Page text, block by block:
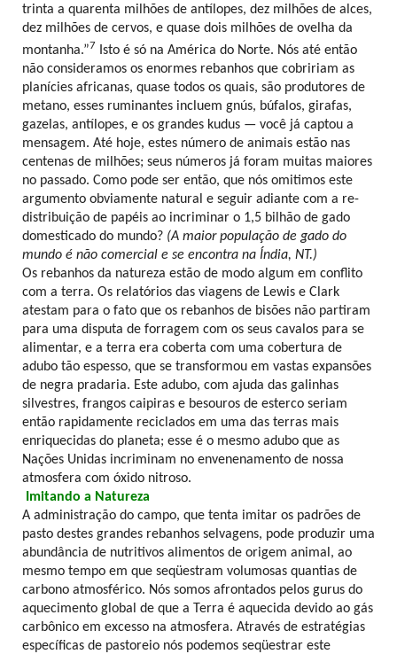
trinta a quarenta milhões de antílopes, dez milhões de alces,
dez milhões de cervos, e quase dois milhões de ovelha da
montanha.”7
Isto é só na América do Norte. Nós até então
não consideramos os enormes rebanhos que cobririam as
planícies africanas, quase todos os quais, são produtores de
metano, esses ruminantes incluem gnús, búfalos, girafas,
gazelas, antílopes, e os grandes kudus — você já captou a
mensagem. Até hoje, estes número de animais estão nas
centenas de milhões; seus números já foram muitas maiores
no passado. Como pode ser então, que nós omitimos este
argumento obviamente natural e seguir adiante com a re-
distribuição de papéis ao incriminar o 1,5 bilhão de gado
domesticado do mundo? (A maior população de gado do
mundo é não comercial e se encontra na Índia, NT.)
Os rebanhos da natureza estão de modo algum em conflito
com a terra. Os relatórios das viagens de Lewis e Clark
atestam para o fato que os rebanhos de bisões não partiram
para uma disputa de forragem com os seus cavalos para se
alimentar, e a terra era coberta com uma cobertura de
adubo tão espesso, que se transformou em vastas expansões
de negra pradaria. Este adubo, com ajuda das galinhas
silvestres, frangos caipiras e besouros de esterco seriam
então rapidamente reciclados em uma das terras mais
enriquecidas do planeta; esse é o mesmo adubo que as
Nações Unidas incriminam no envenenamento de nossa
atmosfera com óxido nitroso.
Imitando a Natureza
A administração do campo, que tenta imitar os padrões de
pasto destes grandes rebanhos selvagens, pode produzir uma
abundância de nutritivos alimentos de origem animal, ao
mesmo tempo em que seqüestram volumosas quantias de
carbono atmosférico. Nós somos afrontados pelos gurus do
aquecimento global de que a Terra é aquecida devido ao gás
carbônico em excesso na atmosfera. Através de estratégias
específicas de pastoreio nós podemos seqüestrar este